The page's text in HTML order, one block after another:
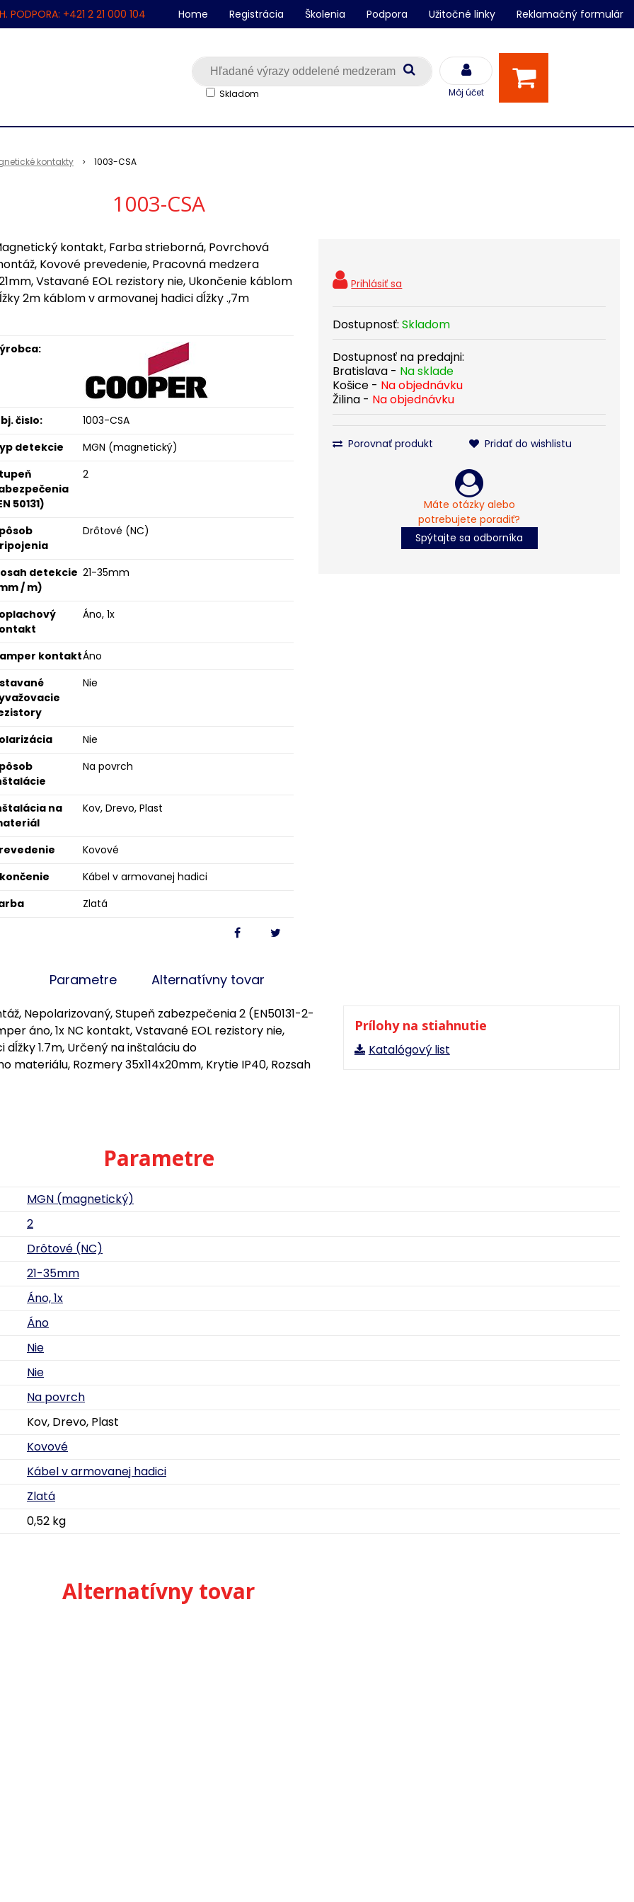
PODPORA: +421 2 21 000 104
Môj účet
Skladom
Home Registrácia Školenia Podpora Užitočné linky Reklamačný formulár
kontakty 1003-CSA
1003-CSA
Dostupnosť: Skladom
Dostupnosť na predajni:
Bratislava - Na sklade
Košice - Na objednávku
Žilina - Na objednávku
Porovnať produkt Pridať do wishlistu
Máte otázky alebo
potrebujete poradiť?
Spýtajte sa odborníka
kontakt, Farba strieborná, Povrchová
Kovové prevedenie, Pracovná medzera
Vstavané EOL rezistory nie, Ukončenie káblom
2m káblom v armovanej hadici dĺžky .,7m
čislo:
1003-CSA
detekcie
MGN (magnetický)
50131)
2
Drôtové (NC)
detekcie
/ m)
21-35mm
Áno, 1x
kontaktÁno
Nie
Nie
Na povrch
na
Kov, Drevo, Plast
Kovové
Kábel v armovanej hadici
Zlatá
Parametre Alternatívny tovar
Prílohy na stiahnutie
Katalógový list
Nepolarizovaný, Stupeň zabezpečenia 2 (EN50131-2-
áno, 1x NC kontakt, Vstavané EOL rezistory nie,
1.7m, Určený na inštaláciu do
Rozmery 35x114x20mm, Krytie IP40, Rozsah
Parametre
MGN (magnetický)
2
Drôtové (NC)
21-35mm
Áno, 1x
Áno
Nie
Nie
Na povrch
Kov, Drevo, Plast
Kovové
Kábel v armovanej hadici
Zlatá
0,52 kg
Alternatívny tovar